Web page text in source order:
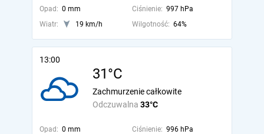
Opad: 0 mm Ciśnienie: 997 hPa
Wiatr:
19 km/h Wilgotność: 64%
13:00
31°C
Odczuwalna 33°C
Zachmurzenie całkowite
Opad: 0 mm Ciśnienie: 996 hPa